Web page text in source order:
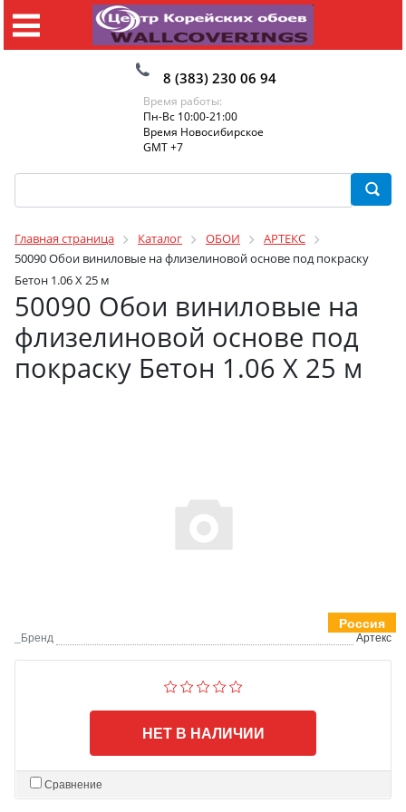
8 (383) 230 06 94
Время работы:
Пн-Вс 10:00-21:00
Время Новосибирское
GMT +7
Главная страница Каталог ОБОИ
АРТЕКС
50090 Обои виниловые на флизелиновой основе под покраску
Бетон 1.06 X 25 м
50090 Обои виниловые на
флизелиновой основе под
покраску Бетон 1.06 X 25 м
Россия
_Бренд Артекс
НЕТ В НАЛИЧИИ
Сравнение